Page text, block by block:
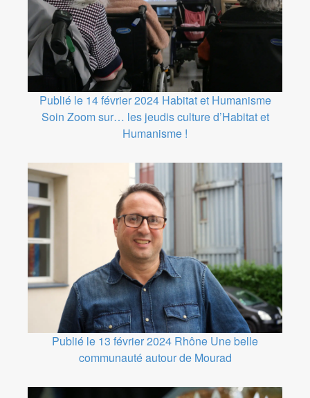
Publié le 14 février 2024 Habitat et Humanisme
Soin Zoom sur… les jeudis culture d’Habitat et
Humanisme !
Publié le 13 février 2024 Rhône Une belle
communauté autour de Mourad